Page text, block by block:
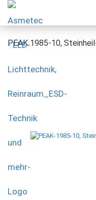
PEAK 1985-10,